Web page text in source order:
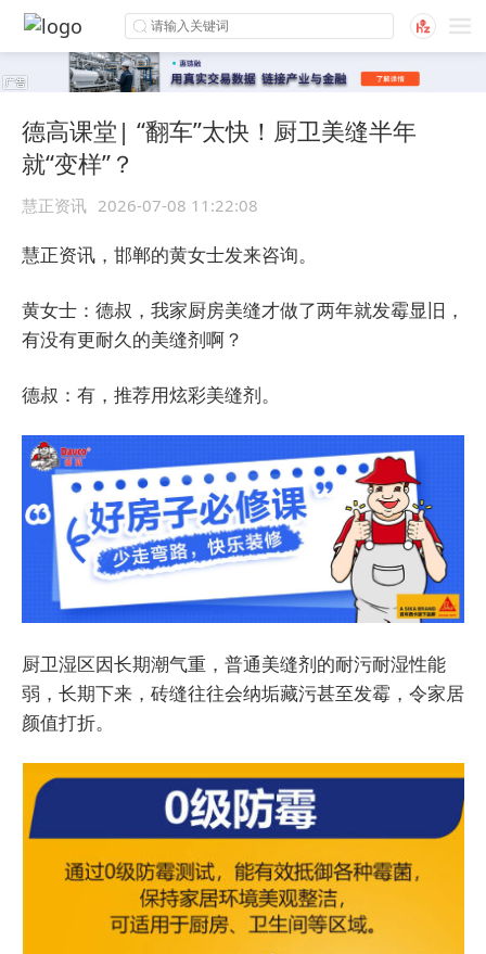
德高课堂| “翻车”太快！厨卫美缝半年
就“变样”？
慧正资讯 2026-07-08 11:22:08
慧正资讯，邯郸的黄女士发来咨询。
黄女士：德叔，我家厨房美缝才做了两年就发霉显旧，
有没有更耐久的美缝剂啊？
德叔：有，推荐用炫彩美缝剂。
厨卫湿区因长期潮气重，普通美缝剂的耐污耐湿性能
弱，长期下来，砖缝往往会纳垢藏污甚至发霉，令家居
颜值打折。